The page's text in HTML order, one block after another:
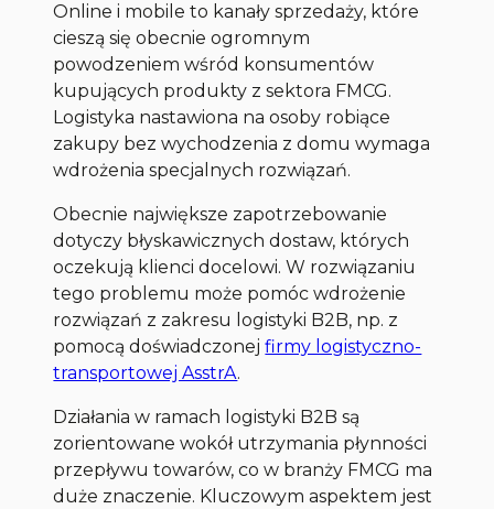
Online i mobile to kanały sprzedaży, które
cieszą się obecnie ogromnym
powodzeniem wśród konsumentów
kupujących produkty z sektora FMCG.
Logistyka nastawiona na osoby robiące
zakupy bez wychodzenia z domu wymaga
wdrożenia specjalnych rozwiązań.
Obecnie największe zapotrzebowanie
dotyczy błyskawicznych dostaw, których
oczekują klienci docelowi. W rozwiązaniu
tego problemu może pomóc wdrożenie
rozwiązań z zakresu logistyki B2B, np. z
pomocą doświadczonejfirmy logistyczno-
transportowej AsstrA.
Działania w ramach logistyki B2B są
zorientowane wokół utrzymania płynności
przepływu towarów, co w branży FMCG ma
duże znaczenie. Kluczowym aspektem jest